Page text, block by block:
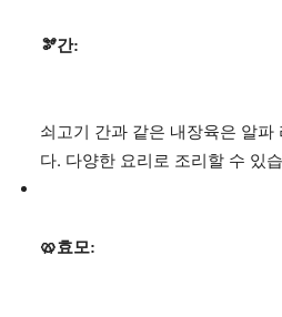
🫘간:
쇠고기 간과 같은 내장육은 알파
다. 다양한 요리로 조리할 수 있
🥨효모: